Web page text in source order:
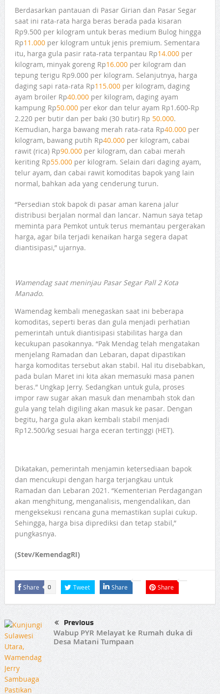
Berdasarkan pantauan di Pasar Girian dan Pasar Segar
saat ini rata-rata harga beras berada pada kisaran
Rp9.500 per kilogram untuk beras medium Bulog hingga
Rp11.000per kilogram untuk jenis premium. Sementara
itu, harga gula pasir rata-rata terpantau Rp14.000per
kilogram, minyak goreng Rp16.000per kilogram dan
tepung terigu Rp9.000 per kilogram. Selanjutnya, harga
daging sapi rata-rata Rp115.000per kilogram, daging
ayam broiler Rp40.000per kilogram, daging ayam
kampung Rp50.000per ekor dan telur ayam Rp1.600-Rp
2.220 per butir dan per baki (30 butir) Rp 50.000.
Kemudian, harga bawang merah rata-rata Rp40.000per
kilogram, bawang putih Rp40.000per kilogram, cabai
rawit (rica) Rp90.000per kilogram, dan cabai merah
keriting Rp55.000per kilogram. Selain dari daging ayam,
telur ayam, dan cabai rawit komoditas bapok yang lain
normal, bahkan ada yang cenderung turun.
“Persedian stok bapok di pasar aman karena jalur
distribusi berjalan normal dan lancar. Namun saya tetap
meminta para Pemkot untuk terus memantau pergerakan
harga, agar bila terjadi kenaikan harga segera dapat
diantisipasi,” ujarnya.
Wamendag saat meninjau Pasar Segar Pall 2 Kota
Manado.
Wamendag kembali menegaskan saat ini beberapa
komoditas, seperti beras dan gula menjadi perhatian
pemerintah untuk diantisipasi stabilitas harga dan
kecukupan pasokannya. “Pak Mendag telah mengatakan
menjelang Ramadan dan Lebaran, dapat dipastikan
harga komoditas tersebut akan stabil. Hal itu disebabkan,
pada bulan Maret ini kita akan memasuki masa panen
beras.” Ungkap Jerry. Sedangkan untuk gula, proses
impor raw sugar akan masuk dan menambah stok dan
gula yang telah digiling akan masuk ke pasar. Dengan
begitu, harga gula akan kembali stabil menjadi
Rp12.500/kg sesuai harga eceran tertinggi (HET).
Dikatakan, pemerintah menjamin ketersediaan bapok
dan mencukupi dengan harga terjangkau untuk
Ramadan dan Lebaran 2021. “Kementerian Perdagangan
akan menghitung, menganalisis, mengendalikan, dan
mengeksekusi rencana guna memastikan suplai cukup.
Sehingga, harga bisa diprediksi dan tetap stabil,”
pungkasnya.
(Stev/KemendagRI)
Share 0 Tweet Share Share
Previous
Wabup PYR Melayat ke Rumah duka di
Desa Matani Tumpaan